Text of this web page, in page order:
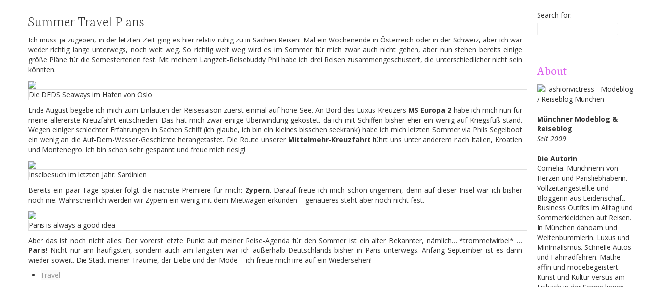
Summer Travel Plans
Ich muss ja zugeben, in der letzten Zeit ging es hier relativ ruhig zu in Sachen Reisen: Mal ein Wochenende in Österreich oder in der Schweiz, aber ich war
weder richtig lange unterwegs, noch weit weg. So richtig weit weg wird es im Sommer für mich zwar auch nicht gehen, aber nun stehen bereits einige
größe Pläne für die Semesterferien fest. Mit meinem Langzeit-Reisebuddy Phil habe ich drei Reisen zusammengeschustert, die unterschiedlicher nicht sein
könnten.
Die DFDS Seaways im Hafen von Oslo
Ende August begebe ich mich zum Einläuten der Reisesaison zuerst einmal auf hohe See. An Bord des Luxus-Kreuzers MS Europa 2 habe ich mich nun für
meine allererste Kreuzfahrt entschieden. Das hat mich zwar einige Überwindung gekostet, da ich mit Schiffen bisher eher ein wenig auf Kriegsfuß stand.
Wegen einiger schlechter Erfahrungen in Sachen Schiff (ich glaube, ich bin ein kleines bisschen seekrank) habe ich mich letzten Sommer via Phils Segelboot
ein wenig an die Auf-Dem-Wasser-Geschichte herangetastet. Die Route unserer Mittelmehr-Kreuzfahrt führt uns unter anderem nach Italien, Kroatien
und Montenegro. Ich bin schon sehr gespannt und freue mich riesig!
Inselbesuch im letzten Jahr: Sardinien
Bereits ein paar Tage später folgt die nächste Premiere für mich: Zypern. Darauf freue ich mich schon ungemein, denn auf dieser Insel war ich bisher
noch nie. Wahrscheinlich werden wir Zypern ein wenig mit dem Mietwagen erkunden – genaueres steht aber noch nicht fest.
Paris is always a good idea
Aber das ist noch nicht alles: Der vorerst letzte Punkt auf meiner Reise-Agenda für den Sommer ist ein alter Bekannter, nämlich… *trommelwirbel* …
Paris! Nicht nur am häufigsten, sondern auch am längsten war ich außerhalb Deutschlands bisher in Paris unterwegs. Anfang September ist es dann
wieder soweit. Die Stadt meiner Träume, der Liebe und der Mode – ich freue mich irre auf ein Wiedersehen!
Travel
Search for:
About
Münchner Modeblog &
Reiseblog
Seit 2009
Die Autorin
Cornelia. Münchnerin von
Herzen und Parisliebhaberin.
Vollzeitangestellte und
Bloggerin aus Leidenschaft.
Business Outfits im Alltag und
Sommerkleidchen auf Reisen.
In München dahoam und
Weltenbummlerin. Luxus und
Minimalismus. Schnelle Autos
und Fahrradfahren. Mathe-
affin und modebegeistert.
Kunst und Kultur versus am